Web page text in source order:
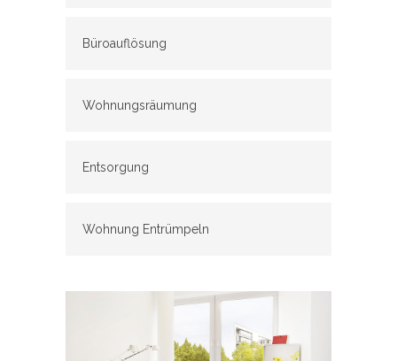
Büroauflösung
Wohnungsräumung
Entsorgung
Wohnung Entrümpeln